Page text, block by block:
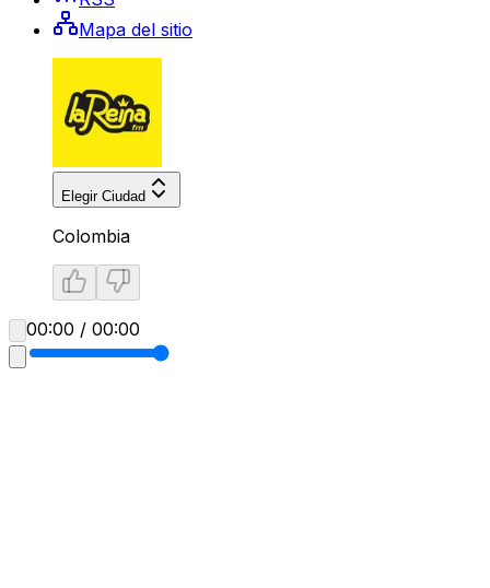
Mapa del sitio
Elegir Ciudad
Colombia
00:00 / 00:00